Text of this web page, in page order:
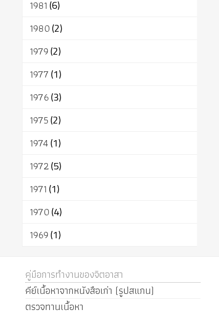
1981 (6)
1980(2)
1979(2)
1977(1)
1976(3)
1975(2)
1974(1)
1972(5)
1971 (1)
1970(4)
1969(1)
คู่มือการทำงานของจิตอาสา
คีย์เนื้อหาจากหนังสือเก่า (รูปสแกน)
ตรวจทานเนื้อหา